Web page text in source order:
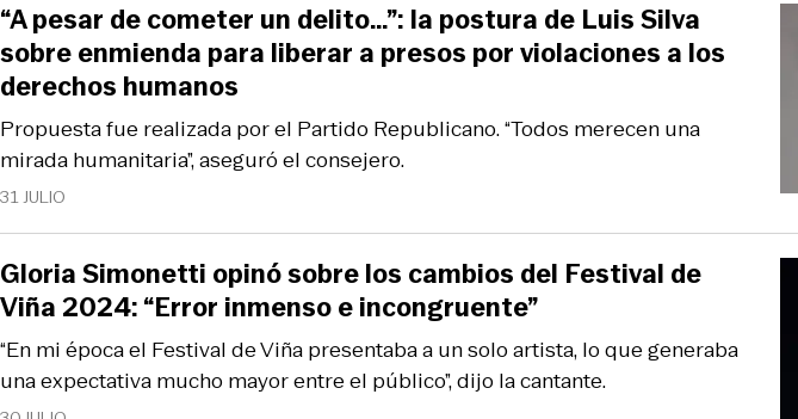
31 JULIO
Propuesta fue realizada por el Partido Republicano. “Todos merecen una
mirada humanitaria”, aseguró el consejero.
“A pesar de cometer un delito…”: la postura de Luis Silva
sobre enmienda para liberar a presos por violaciones a los
derechos humanos
“En mi época el Festival de Viña presentaba a un solo artista, lo que generaba
una expectativa mucho mayor entre el público”, dijo la cantante.
Gloria Simonetti opinó sobre los cambios del Festival de
Viña 2024: “Error inmenso e incongruente”